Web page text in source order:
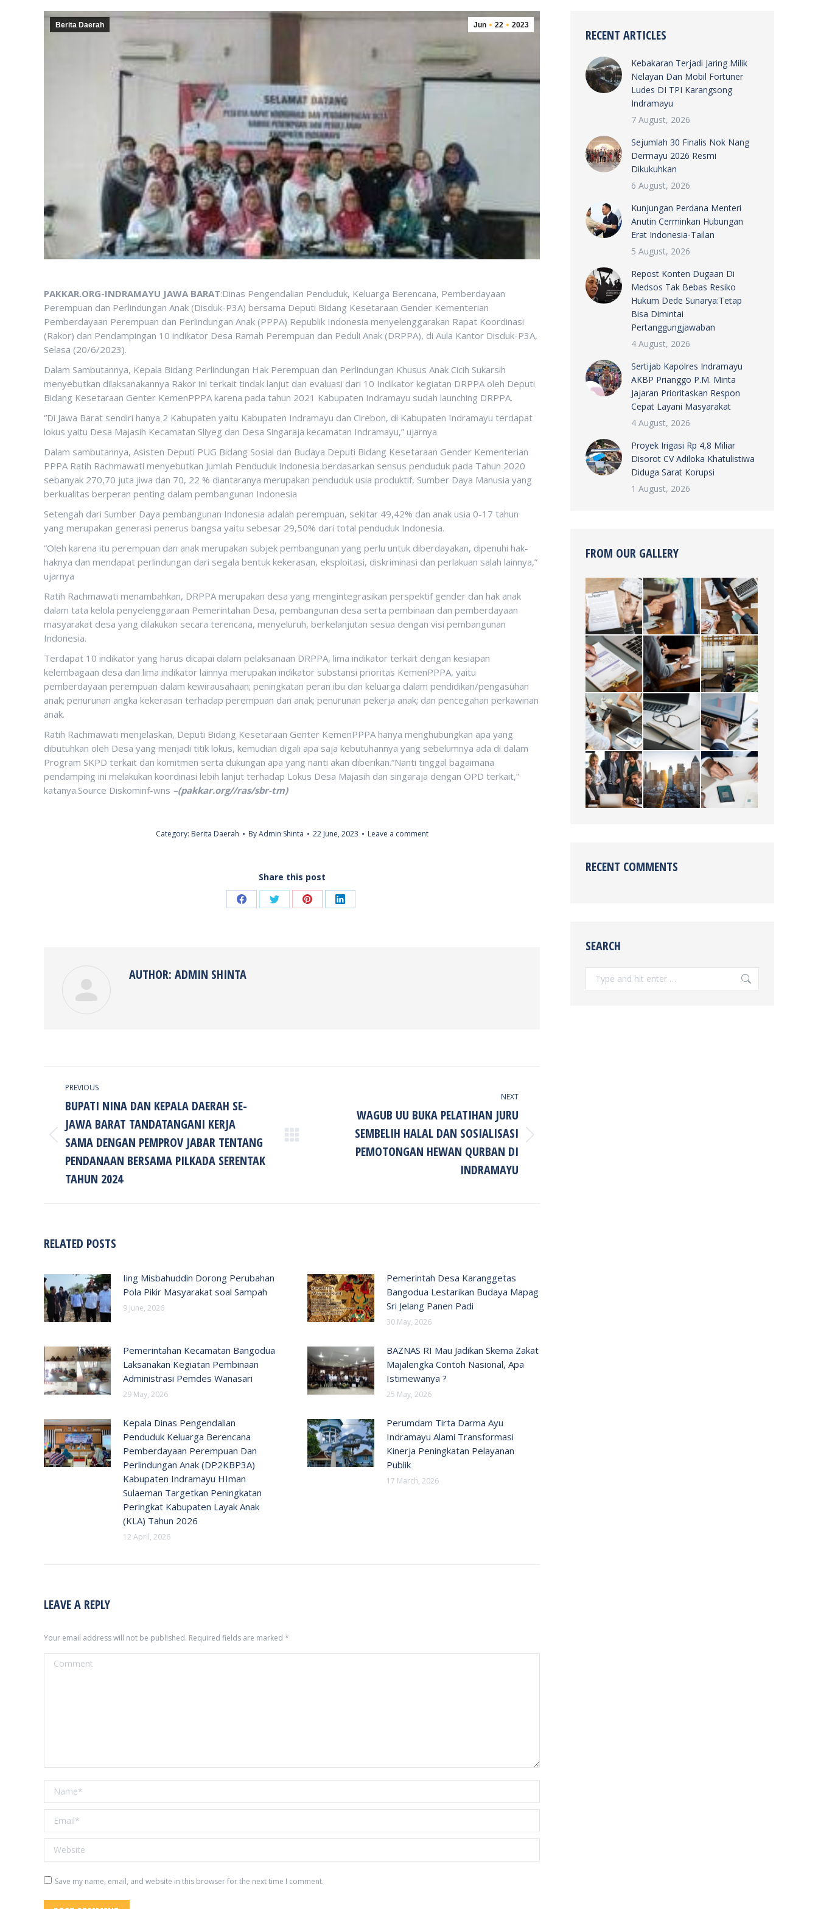
Jun 22 2023
Berita Daerah
PAKKAR.ORG-INDRAMAYU JAWA BARAT:Dinas Pengendalian Penduduk, Keluarga Berencana, Pemberdayaan
Perempuan dan Perlindungan Anak (Disduk-P3A) bersama Deputi Bidang Kesetaraan Gender Kementerian
Pemberdayaan Perempuan dan Perlindungan Anak (PPPA) Republik Indonesia menyelenggarakan Rapat Koordinasi
(Rakor) dan Pendampingan 10 indikator Desa Ramah Perempuan dan Peduli Anak (DRPPA), di Aula Kantor Disduk-P3A,
Selasa (20/6/2023).
Dalam Sambutannya, Kepala Bidang Perlindungan Hak Perempuan dan Perlindungan Khusus Anak Cicih Sukarsih
menyebutkan dilaksanakannya Rakor ini terkait tindak lanjut dan evaluasi dari 10 Indikator kegiatan DRPPA oleh Deputi
Bidang Kesetaraan Genter KemenPPPA karena pada tahun 2021 Kabupaten Indramayu sudah launching DRPPA.
“Di Jawa Barat sendiri hanya 2 Kabupaten yaitu Kabupaten Indramayu dan Cirebon, di Kabupaten Indramayu terdapat
lokus yaitu Desa Majasih Kecamatan Sliyeg dan Desa Singaraja kecamatan Indramayu,” ujarnya
Dalam sambutannya, Asisten Deputi PUG Bidang Sosial dan Budaya Deputi Bidang Kesetaraan Gender Kementerian
PPPA Ratih Rachmawati menyebutkan Jumlah Penduduk Indonesia berdasarkan sensus penduduk pada Tahun 2020
sebanyak 270,70 juta jiwa dan 70, 22 % diantaranya merupakan penduduk usia produktif, Sumber Daya Manusia yang
berkualitas berperan penting dalam pembangunan Indonesia
Setengah dari Sumber Daya pembangunan Indonesia adalah perempuan, sekitar 49,42% dan anak usia 0-17 tahun
yang merupakan generasi penerus bangsa yaitu sebesar 29,50% dari total penduduk Indonesia.
“Oleh karena itu perempuan dan anak merupakan subjek pembangunan yang perlu untuk diberdayakan, dipenuhi hak-
haknya dan mendapat perlindungan dari segala bentuk kekerasan, eksploitasi, diskriminasi dan perlakuan salah lainnya,”
ujarnya
Ratih Rachmawati menambahkan, DRPPA merupakan desa yang mengintegrasikan perspektif gender dan hak anak
dalam tata kelola penyelenggaraan Pemerintahan Desa, pembangunan desa serta pembinaan dan pemberdayaan
masyarakat desa yang dilakukan secara terencana, menyeluruh, berkelanjutan sesua dengan visi pembangunan
Indonesia.
Terdapat 10 indikator yang harus dicapai dalam pelaksanaan DRPPA, lima indikator terkait dengan kesiapan
kelembagaan desa dan lima indikator lainnya merupakan indikator substansi prioritas KemenPPPA, yaitu
pemberdayaan perempuan dalam kewirausahaan; peningkatan peran ibu dan keluarga dalam pendidikan/pengasuhan
anak; penurunan angka kekerasan terhadap perempuan dan anak; penurunan pekerja anak; dan pencegahan perkawinan
anak.
Ratih Rachmawati menjelaskan, Deputi Bidang Kesetaraan Genter KemenPPPA hanya menghubungkan apa yang
dibutuhkan oleh Desa yang menjadi titik lokus, kemudian digali apa saja kebutuhannya yang sebelumnya ada di dalam
Program SKPD terkait dan komitmen serta dukungan apa yang nanti akan diberikan.“Nanti tinggal bagaimana
pendamping ini melakukan koordinasi lebih lanjut terhadap Lokus Desa Majasih dan singaraja dengan OPD terkait,”
katanya.Source Diskominf-wns –(pakkar.org//ras/sbr-tm)
Category: Berita Daerah ByAdmin Shinta 22 June, 2023 Leave a comment
Share this post
Share Share Share Share
AUTHOR: ADMIN SHINTA
NAVIGATION
PREVIOUS
Previous
post:
BUPATI NINA DAN KEPALA DAERAH SE-
JAWA BARAT TANDATANGANI KERJA
SAMA DENGAN PEMPROV JABAR TENTANG
PENDANAAN BERSAMA PILKADA SERENTAK
TAHUN 2024
NEXT
WAGUB UU BUKA PELATIHAN JURU
SEMBELIH HALAL DAN SOSIALISASI
PEMOTONGAN HEWAN QURBAN DI
INDRAMAYU
RELATED POSTS
Iing Misbahuddin Dorong Perubahan
Pola Pikir Masyarakat soal Sampah
9 June, 2026
Pemerintah Desa Karanggetas
Bangodua Lestarikan Budaya Mapag
Sri Jelang Panen Padi
30 May, 2026
Pemerintahan Kecamatan Bangodua
Laksanakan Kegiatan Pembinaan
Administrasi Pemdes Wanasari
29 May, 2026
BAZNAS RI Mau Jadikan Skema Zakat
Majalengka Contoh Nasional, Apa
Istimewanya ?
25 May, 2026
Kepala Dinas Pengendalian
Penduduk Keluarga Berencana
Pemberdayaan Perempuan Dan
Perlindungan Anak (DP2KBP3A)
Kabupaten Indramayu HIman
Sulaeman Targetkan Peningkatan
Peringkat Kabupaten Layak Anak
(KLA) Tahun 2026
12 April, 2026
Perumdam Tirta Darma Ayu
Indramayu Alami Transformasi
Kinerja Peningkatan Pelayanan
Publik
17 March, 2026
LEAVE A REPLY
Your email address will not be published. Required fields are marked *
Comment
Name *
Email *
Website
Save my name, email, and website in this browser for the next time I comment.
RECENT ARTICLES
Kebakaran Terjadi Jaring Milik
Nelayan Dan Mobil Fortuner
Ludes DI TPI Karangsong
Indramayu
7 August, 2026
Sejumlah 30 Finalis Nok Nang
Dermayu 2026 Resmi
Dikukuhkan
6 August, 2026
Kunjungan Perdana Menteri
Anutin Cerminkan Hubungan
Erat Indonesia-Tailan
5 August, 2026
Repost Konten Dugaan Di
Medsos Tak Bebas Resiko
Hukum Dede Sunarya:Tetap
Bisa Dimintai
Pertanggungjawaban
4 August, 2026
Sertijab Kapolres Indramayu
AKBP Prianggo P.M. Minta
Jajaran Prioritaskan Respon
Cepat Layani Masyarakat
4 August, 2026
Proyek Irigasi Rp 4,8 Miliar
Disorot CV Adiloka Khatulistiwa
Diduga Sarat Korupsi
1 August, 2026
FROM OUR GALLERY
RECENT COMMENTS
SEARCH
Search: